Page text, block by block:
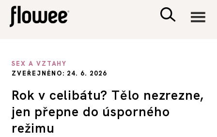
PSYCHOLOGIE
SEX A VZTAHY
ZVEŘEJNĚNO: 24. 6. 2026
Rok v celibátu? Tělo nezrezne,
jen přepne do úsporného
režimu